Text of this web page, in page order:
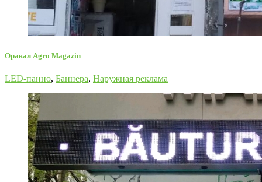
Оракал Agro Magazin
LED-панно, Баннера, Наружная реклама